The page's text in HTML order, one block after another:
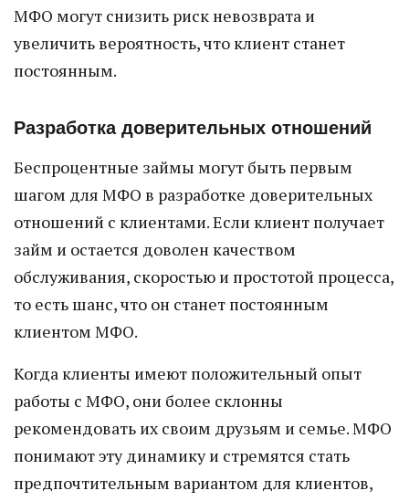
МФО могут снизить риск невозврата и
увеличить вероятность, что клиент станет
постоянным.
Разработка доверительных отношений
Беспроцентные займы могут быть первым
шагом для МФО в разработке доверительных
отношений с клиентами. Если клиент получает
займ и остается доволен качеством
обслуживания, скоростью и простотой процесса,
то есть шанс, что он станет постоянным
клиентом МФО.
Когда клиенты имеют положительный опыт
работы с МФО, они более склонны
рекомендовать их своим друзьям и семье. МФО
понимают эту динамику и стремятся стать
предпочтительным вариантом для клиентов,